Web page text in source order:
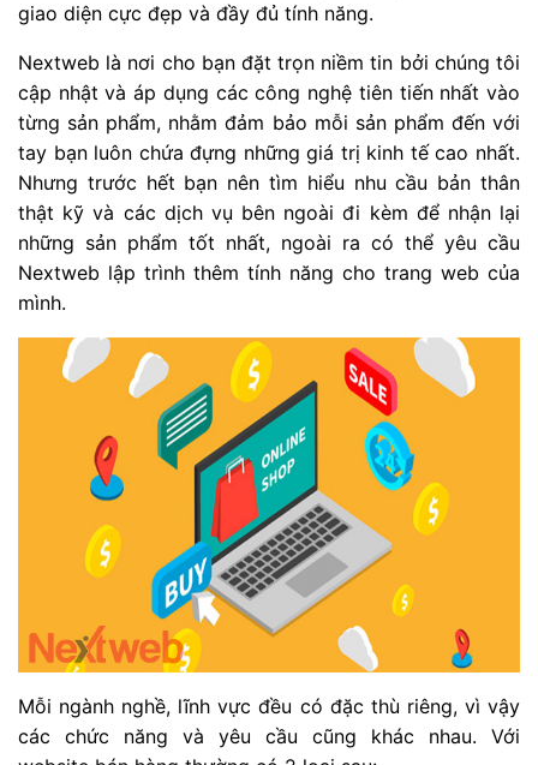
giao diện cực đẹp và đầy đủ tính năng.
Nextweb là nơi cho bạn đặt trọn niềm tin bởi chúng tôi
cập nhật và áp dụng các công nghệ tiên tiến nhất vào
từng sản phẩm, nhằm đảm bảo mỗi sản phẩm đến với
tay bạn luôn chứa đựng những giá trị kinh tế cao nhất.
Nhưng trước hết bạn nên tìm hiểu nhu cầu bản thân
thật kỹ và các dịch vụ bên ngoài đi kèm để nhận lại
những sản phẩm tốt nhất, ngoài ra có thể yêu cầu
Nextweb lập trình thêm tính năng cho trang web của
mình.
Mỗi ngành nghề, lĩnh vực đều có đặc thù riêng, vì vậy
các chức năng và yêu cầu cũng khác nhau. Với